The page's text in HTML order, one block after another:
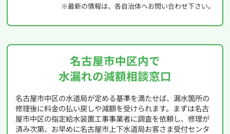
※最新の情報は、各自治体へお問い合わせ下さい。
名古屋市中区内で
水漏れの減額相談窓口
名古屋市中区の水道局が定める基準を満たせば、漏水箇所の
修理後に料金の払い戻しや減額を受けられます。まずは名古
屋市中区の指定給水装置工事事業者に調査を依頼し、修理が
済み次第、お早めに名古屋市上下水道局お客さま受付センタ